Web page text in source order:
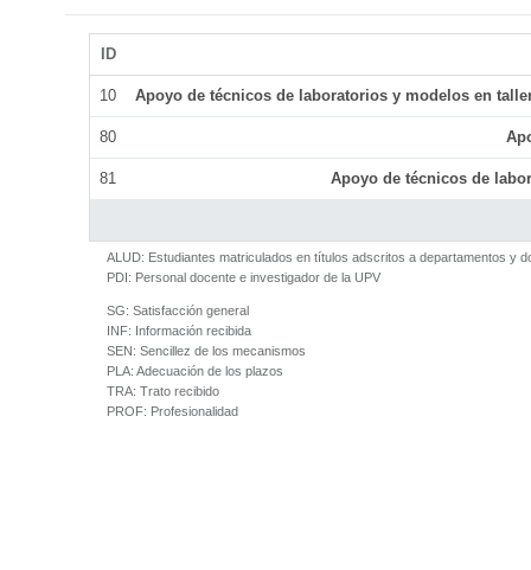
ID
10 Apoyo de técnicos de laboratorios y modelos en
80
81 Apoyo de técnicos de
ALUD: Estudiantes matriculados en títulos adscritos a departamentos y
PDI: Personal docente e investigador de la UPV
SG: Satisfacción general
INF: Información recibida
SEN: Sencillez de los mecanismos
PLA: Adecuación de los plazos
TRA: Trato recibido
PROF: Profesionalidad